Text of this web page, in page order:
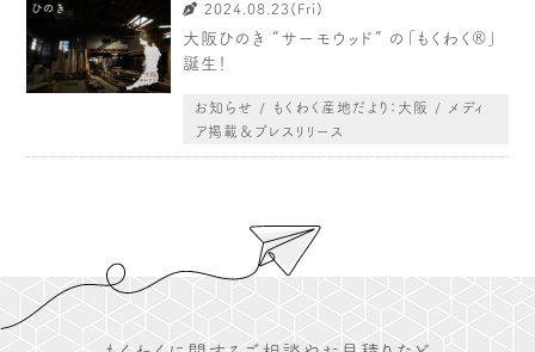
2024.08.23(Fri)
大阪ひのき “サーモウッド” の「もくわく®️」
誕生！
お知らせ / もくわく産地だより：大阪 / メディ
ア掲載＆プレスリリース